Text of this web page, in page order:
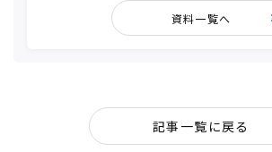
資料一覧へ
記事一覧に戻る